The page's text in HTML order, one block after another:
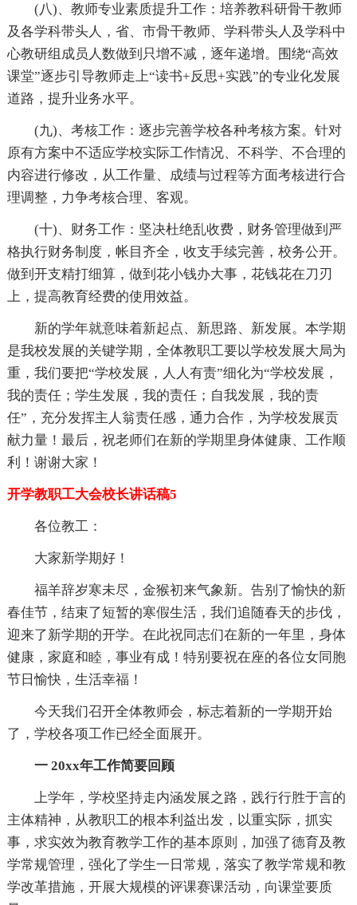
(八)、教师专业素质提升工作：培养教科研骨干教师
及各学科带头人，省、市骨干教师、学科带头人及学科中
心教研组成员人数做到只增不减，逐年递增。围绕“高效
课堂”逐步引导教师走上“读书+反思+实践”的专业化发展
道路，提升业务水平。
(九)、考核工作：逐步完善学校各种考核方案。针对
原有方案中不适应学校实际工作情况、不科学、不合理的
内容进行修改，从工作量、成绩与过程等方面考核进行合
理调整，力争考核合理、客观。
(十)、财务工作：坚决杜绝乱收费，财务管理做到严
格执行财务制度，帐目齐全，收支手续完善，校务公开。
做到开支精打细算，做到花小钱办大事，花钱花在刀刃
上，提高教育经费的使用效益。
新的学年就意味着新起点、新思路、新发展。本学期
是我校发展的关键学期，全体教职工要以学校发展大局为
重，我们要把“学校发展，人人有责”细化为“学校发展，
我的责任；学生发展，我的责任；自我发展，我的责
任”，充分发挥主人翁责任感，通力合作，为学校发展贡
献力量！最后，祝老师们在新的学期里身体健康、工作顺
利！谢谢大家！
开学教职工大会校长讲话稿5
各位教工：
大家新学期好！
福羊辞岁寒未尽，金猴初来气象新。告别了愉快的新
春佳节，结束了短暂的寒假生活，我们追随春天的步伐，
迎来了新学期的开学。在此祝同志们在新的一年里，身体
健康，家庭和睦，事业有成！特别要祝在座的各位女同胞
节日愉快，生活幸福！
今天我们召开全体教师会，标志着新的一学期开始
了，学校各项工作已经全面展开。
一 20xx年工作简要回顾
上学年，学校坚持走内涵发展之路，践行行胜于言的
主体精神，从教职工的根本利益出发，以重实际，抓实
事，求实效为教育教学工作的基本原则，加强了德育及教
学常规管理，强化了学生一日常规，落实了教学常规和教
学改革措施，开展大规模的评课赛课活动，向课堂要质